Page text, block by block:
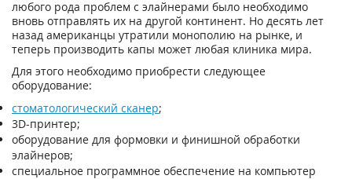
любого рода проблем с элайнерами было необходимо
вновь отправлять их на другой континент. Но десять лет
назад американцы утратили монополию на рынке, и
теперь производить капы может любая клиника мира.
Для этого необходимо приобрести следующее
оборудование:
стоматологический сканер;
3D-принтер;
оборудование для формовки и финишной обработки
элайнеров;
специальное программное обеспечение на компьютер